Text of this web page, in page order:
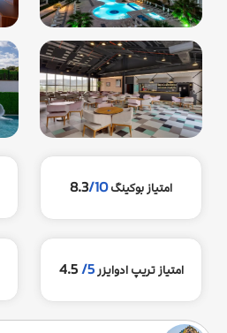
امتیاز بوکینگ 8.3/10
امتیاز تریپ ادوایزر5/
4.5